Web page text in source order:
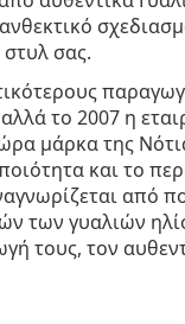
σας.
το 2007 η
μάρκα της
και το
από
των γυαλιών
τους, τον